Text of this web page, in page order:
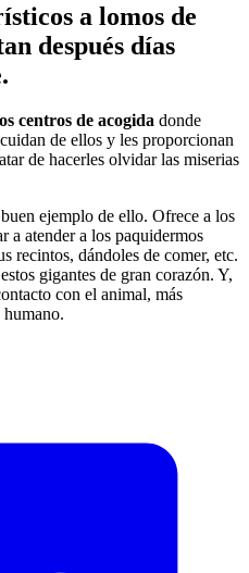
a lomos de
después días
centros de acogida donde ​​
de ellos y les proporcionan
de hacerles olvidar las miserias
ejemplo de ello. Ofrece a los
a atender a los paquidermos
recintos, dándoles de comer, etc.
gigantes de gran corazón. Y,
con el animal, más
humano.